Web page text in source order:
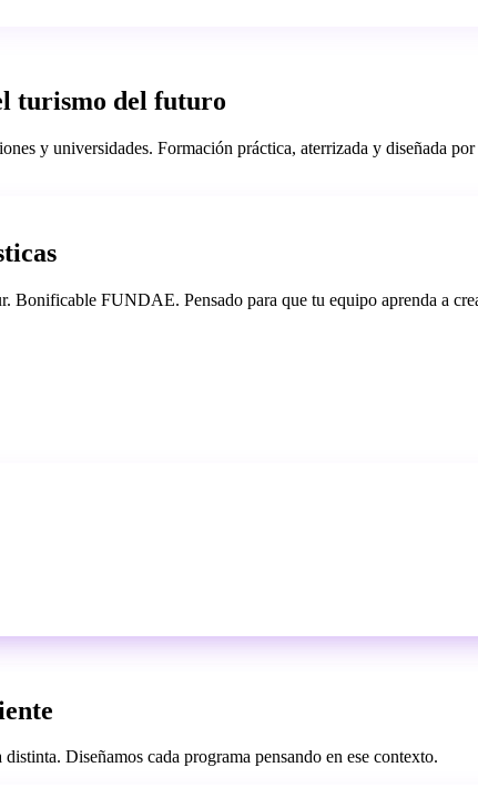
turismo del futuro
y universidades. Formación práctica, aterrizada y diseñada
. Bonificable FUNDAE. Pensado para que tu equipo aprenda a
Diseñamos cada programa pensando en ese contexto.